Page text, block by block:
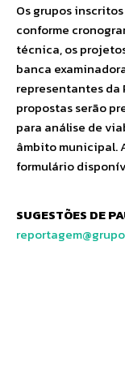
Os grupos
conforme
técnica, os
banca
representantes da
propostas serão
para análise de
âmbito municipal.
formulário
SUGESTÕES DE